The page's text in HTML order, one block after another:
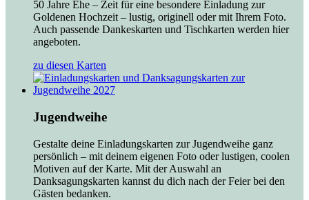
50 Jahre Ehe – Zeit für eine besondere Einladung zur
Goldenen Hochzeit – lustig, originell oder mit Ihrem Foto.
Auch passende Dankeskarten und Tischkarten werden hier
angeboten.
zu diesen Karten
Jugendweihe
Gestalte deine Einladungskarten zur Jugendweihe ganz
persönlich – mit deinem eigenen Foto oder lustigen, coolen
Motiven auf der Karte. Mit der Auswahl an
Danksagungskarten kannst du dich nach der Feier bei den
Gästen bedanken.